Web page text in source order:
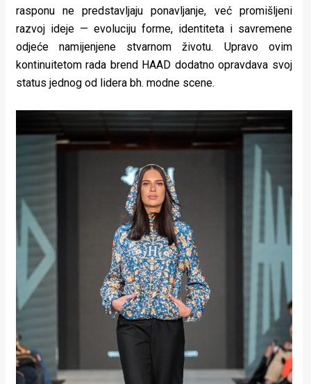
rasponu ne predstavljaju ponavljanje, već promišljeni
razvoj ideje — evoluciju forme, identiteta i savremene
odjeće namijenjene stvarnom životu. Upravo ovim
kontinuitetom rada brend HAAD dodatno opravdava svoj
status jednog od lidera bh. modne scene.